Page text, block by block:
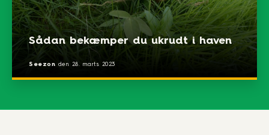
Sådan bekæmper du ukrudt i haven
Seezon den 28. marts 2023